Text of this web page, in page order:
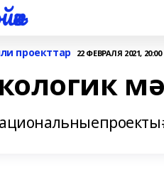
проекттар 22 ФЕВРАЛЯ 2021, 20:00